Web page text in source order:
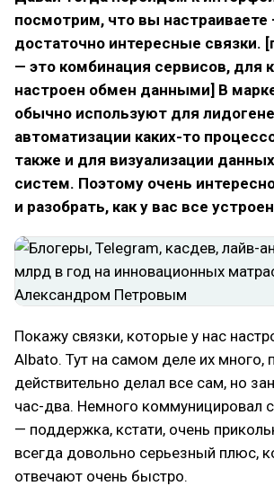
посмотрим, что вы настраиваете
достаточно интересные связки.
— это комбинация сервисов, для
настроен обмен данными] В
обычно используют для
автоматизации каких-то
также и для визуализации
систем. Поэтому очень
и разобрать, как у вас все
Покажу связки, которые у нас
Albato. Тут на самом деле их много,
действительно делал все сам, но
час-два. Немного коммуницировал
— поддержка, кстати, очень
всегда довольно серьезный плюс,
отвечают очень быстро.